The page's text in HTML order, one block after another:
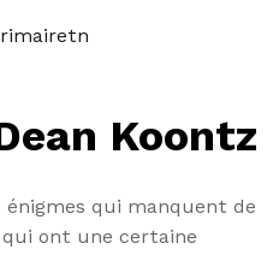
Koontz
énigmes qui manquent de
ont une certaine